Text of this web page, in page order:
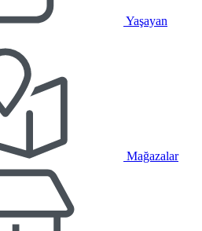
Yaşayan
Mağazalar